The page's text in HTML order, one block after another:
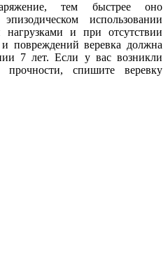
тем быстрее оно
использовании
и при отсутствии
повреждений веревка должна
7 лет. Если у вас возникли
спишите веревку